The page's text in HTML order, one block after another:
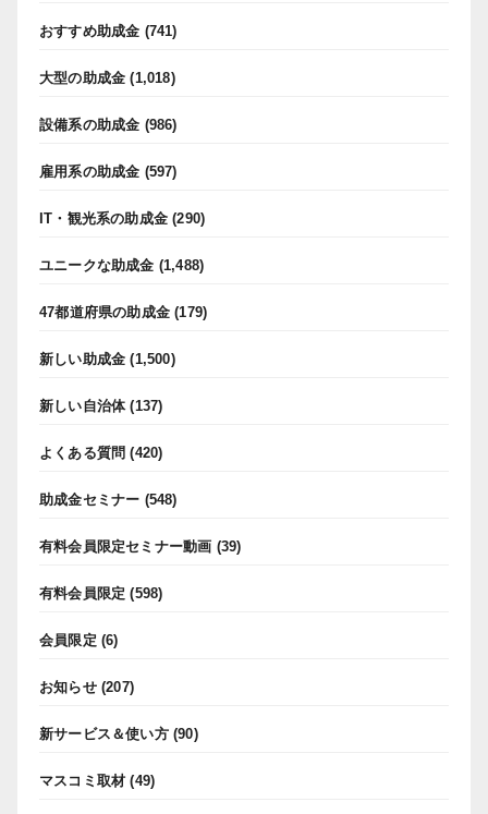
おすすめ助成金 (741)
大型の助成金 (1,018)
設備系の助成金 (986)
雇用系の助成金 (597)
IT・観光系の助成金 (290)
ユニークな助成金 (1,488)
47都道府県の助成金 (179)
新しい助成金 (1,500)
新しい自治体(137)
よくある質問 (420)
助成金セミナー (548)
有料会員限定セミナー動画 (39)
有料会員限定 (598)
会員限定 (6)
お知らせ(207)
新サービス＆使い方(90)
マスコミ取材 (49)